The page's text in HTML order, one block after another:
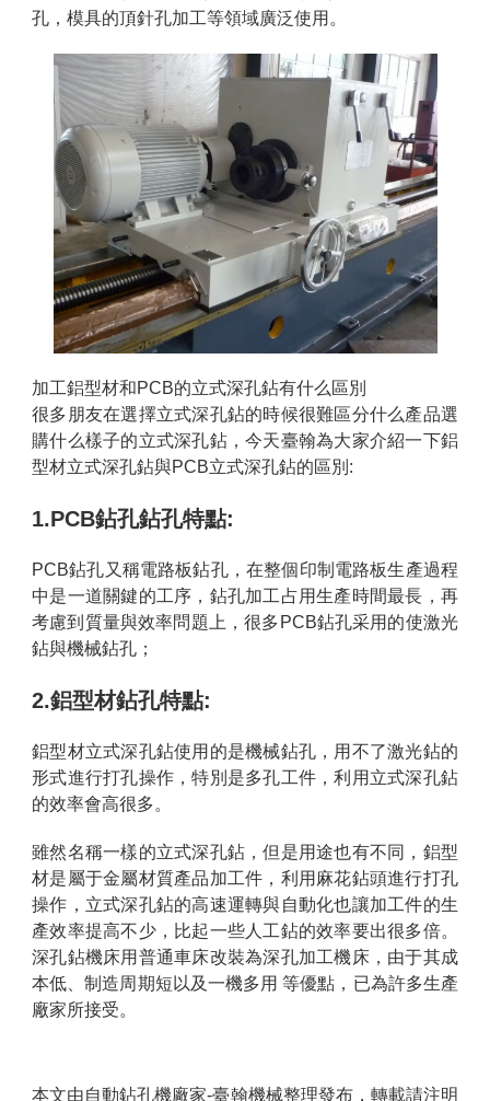
孔，模具的頂針孔加工等領域廣泛使用。
加工鋁型材和PCB的立式深孔鉆有什么區別
很多朋友在選擇立式深孔鉆的時候很難區分什么產品選
購什么樣子的立式深孔鉆，今天臺翰為大家介紹一下鋁
型材立式深孔鉆與PCB立式深孔鉆的區別:
1.PCB鉆孔鉆孔特點:
PCB鉆孔又稱電路板鉆孔，在整個印制電路板生產過程
中是一道關鍵的工序，鉆孔加工占用生產時間最長，再
考慮到質量與效率問題上，很多PCB鉆孔采用的使激光
鉆與機械鉆孔；
2.鋁型材鉆孔特點:
鋁型材立式深孔鉆使用的是機械鉆孔，用不了激光鉆的
形式進行打孔操作，特別是多孔工件，利用立式深孔鉆
的效率會高很多。
雖然名稱一樣的立式深孔鉆，但是用途也有不同，鋁型
材是屬于金屬材質產品加工件，利用麻花鉆頭進行打孔
操作，立式深孔鉆的高速運轉與自動化也讓加工件的生
產效率提高不少，比起一些人工鉆的效率要出很多倍。
深孔鉆機床用普通車床改裝為深孔加工機床，由于其成
本低、制造周期短以及一機多用 等優點，已為許多生產
廠家所接受。
本文由自動鉆孔機廠家-臺翰機械整理發布，轉載請注明